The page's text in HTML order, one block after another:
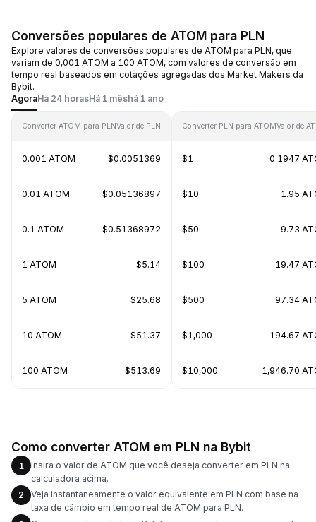
Conversões populares de ATOM para PLN
Explore valores de conversões populares de ATOM para PLN, que
variam de 0,001 ATOM a 100 ATOM, com valores de conversão em
tempo real baseados em cotações agregadas dos Market Makers da
Bybit.
AgoraHá 24 horasHá 1 mêshá 1 ano
Converter ATOM para PLNValor de PLN
0.001 ATOM $0.0051369
0.01 ATOM $0.05136897
0.1 ATOM $0.51368972
1 ATOM $5.14
5 ATOM $25.68
10 ATOM $51.37
100 ATOM $513.69
Converter PLN para ATOMValor de
$1 0.1947
$10 1.95
$50 9.73
$100 19.47
$500 97.34
$1,000 194.67
$10,000 1,946.70
Como converter ATOM em PLN na Bybit
1
Insira o valor de ATOM que você deseja converter em PLN na
calculadora acima.
2
Veja instantaneamente o valor equivalente em PLN com base na
taxa de câmbio em tempo real de ATOM para PLN.